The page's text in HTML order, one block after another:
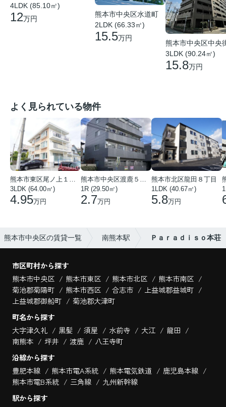
4LDK (85.10㎡)
12万円
熊本市中央区水道町
2LDK (66.33㎡)
15.5万円
熊本市中央区中央
3LDK (90.24㎡)
15.8万円
よく見られている物件
3LDK (64.00㎡)
4.95万円
1R (29.50㎡)
2.7万円
熊本市北区龍田８丁目
1LDK (40.67㎡)
5.8万円
熊本市中央区の賃貸一覧 南熊本駅 Ｐａｒａｄｉｓｏ本荘
市区町村から探す
熊本市中央区
熊本市東区 熊本市北区
熊本市南区
菊池郡菊陽町
熊本市西区 合志市
上益城郡益城町
上益城郡御船町
菊池郡大津町
町名から探す
大字津久礼
黒髪 須屋 水前寺 大江
龍田
南熊本
坪井 渡鹿
八王寺町
沿線から探す
豊肥本線
熊本市電A系統 熊本電気鉄道
鹿児島本線
熊本市電B系統
三角線
九州新幹線
駅から探す